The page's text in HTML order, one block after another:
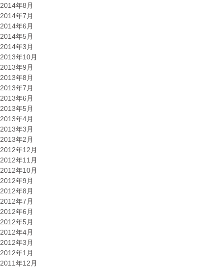
2014年8月
2014年7月
2014年6月
2014年5月
2014年3月
2013年10月
2013年9月
2013年8月
2013年7月
2013年6月
2013年5月
2013年4月
2013年3月
2013年2月
2012年12月
2012年11月
2012年10月
2012年9月
2012年8月
2012年7月
2012年6月
2012年5月
2012年4月
2012年3月
2012年1月
2011年12月